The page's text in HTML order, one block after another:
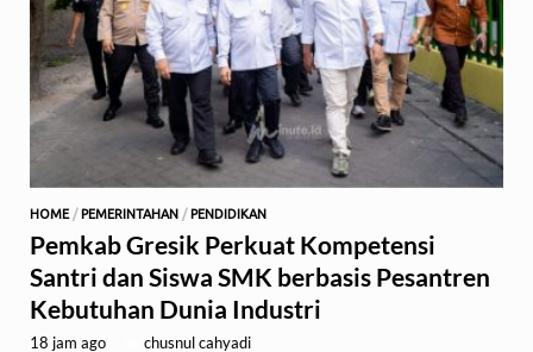
HOME / PEMERINTAHAN / PENDIDIKAN
Pemkab Gresik Perkuat Kompetensi
Santri dan Siswa SMK berbasis Pesantren
Kebutuhan Dunia Industri
18 jam ago chusnul cahyadi